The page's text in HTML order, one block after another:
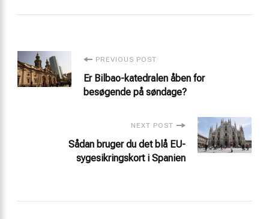
Post
Navigation
PREVIOUS POST
Er Bilbao-katedralen åben for
besøgende på søndage?
NEXT POST
Sådan bruger du det blå EU-
sygesikringskort i Spanien